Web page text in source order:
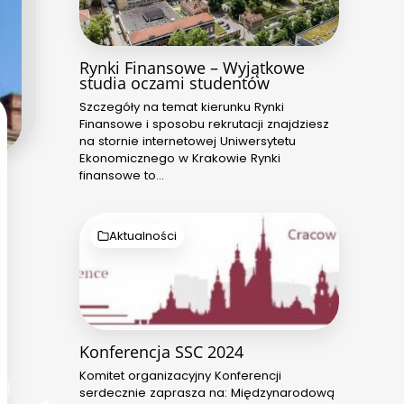
Rynki Finansowe – Wyjątkowe
studia oczami studentów
Szczegóły na temat kierunku Rynki
Finansowe i sposobu rekrutacji znajdziesz
na stornie internetowej Uniwersytetu
Ekonomicznego w Krakowie Rynki
finansowe to…
Konferencja SSC 2024
Komitet organizacyjny Konferencji
serdecznie zaprasza na: Międzynarodową
Aktualności